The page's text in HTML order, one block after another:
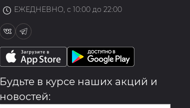
ЕЖЕДНЕВНО, с 10:00 до 22:00
Будьте в курсе наших акций и
новостей: